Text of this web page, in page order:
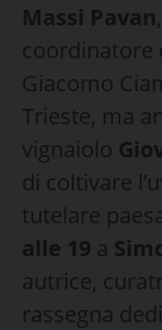
Massi Pavan
coordinatore
Giacomo
Trieste, ma
vignaiolo
di coltivare
tutelare
alle 19 a
autrice,
rassegna